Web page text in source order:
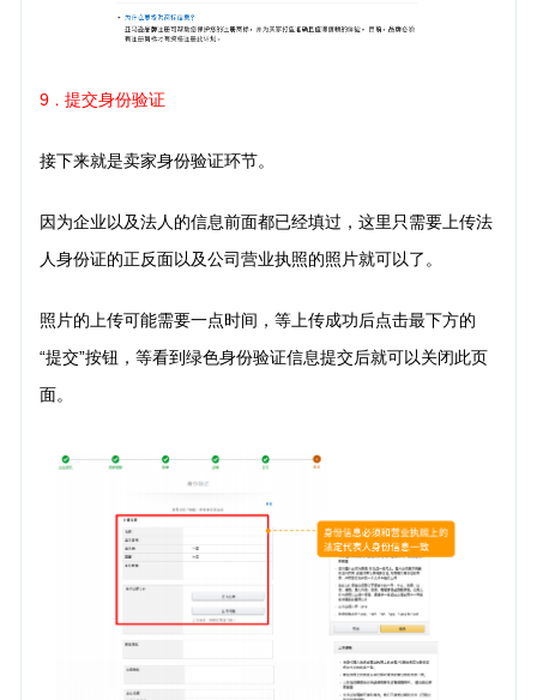
9 ． 提交身份验证
接下来就是卖家身份验证环节。
因为企业以及法人的信息前面都已经填过，这里只需要上传法
人身份证的正反面以及公司营业执照的照片就可以了。
照片的上传可能需要一点时间，等上传成功后点击最下方的
“提交”按钮，等看到绿色身份验证信息提交后就可以关闭此页
面。